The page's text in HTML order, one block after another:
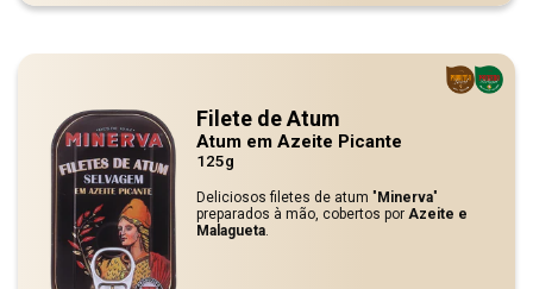
Filete de Atum
Atum em Azeite Picante
125g
Deliciosos filetes de atum " Minerva"
preparados à mão, cobertos por Azeite e
Malagueta.